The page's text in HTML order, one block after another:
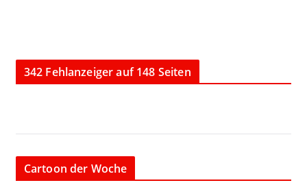
342 Fehlanzeiger auf 148 Seiten
Cartoon der Woche